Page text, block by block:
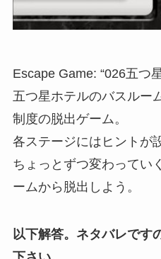
Escape Game: “026五つ
五つ星ホテルのバスルー
制度の脱出ゲーム。
各ステージにはヒントが
ちょっとずつ変わってい
ームから脱出しよう。
以下解答。ネタバレです